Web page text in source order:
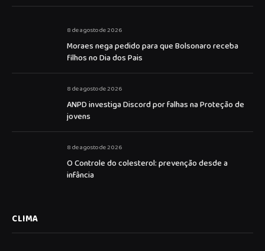
8 de agosto de 2026
Moraes nega pedido para que Bolsonaro receba
filhos no Dia dos Pais
8 de agosto de 2026
ANPD investiga Discord por falhas na Proteção de
jovens
8 de agosto de 2026
O Controle do colesterol: prevenção desde a
infância
CLIMA